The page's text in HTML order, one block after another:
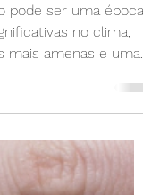
pode ser uma época